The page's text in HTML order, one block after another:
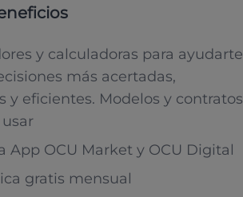
y calculadoras para ayudarte
más acertadas,
y eficientes. Modelos y contratos
App OCU Market y OCU Digital
gratis mensual